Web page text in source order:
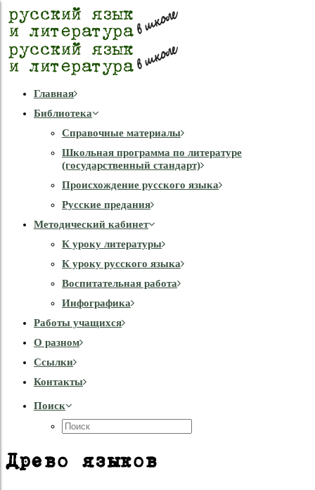
Главная
Библиотека
Справочные материалы
Школьная программа по литературе
(государственный стандарт)
Происхождение русского языка
Русские предания
Методический кабинет
К уроку литературы
К уроку русского языка
Воспитательная работа
Инфографика
Работы учащихся
О разном
Cсылки
Контакты
Поиск
Древо языков